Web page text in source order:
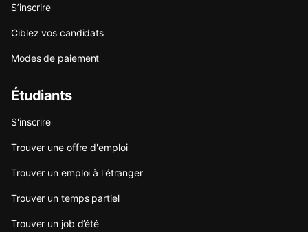
S’inscrire
Ciblez vos candidats
Modes de paiement
Étudiants
S'inscrire
Trouver une offre d'emploi
Trouver un emploi à l'étranger
Trouver un temps partiel
Trouver un job d’été